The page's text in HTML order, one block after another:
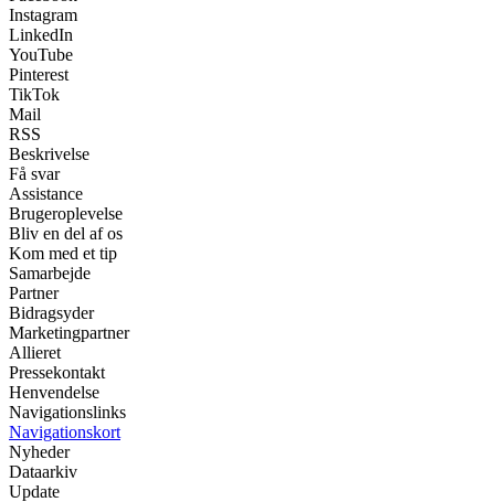
Instagram
LinkedIn
YouTube
Pinterest
TikTok
Mail
RSS
Beskrivelse
Få svar
Assistance
Brugeroplevelse
Bliv en del af os
Kom med et tip
Samarbejde
Partner
Bidragsyder
Marketingpartner
Allieret
Pressekontakt
Henvendelse
Navigationslinks
Navigationskort
Nyheder
Dataarkiv
Update